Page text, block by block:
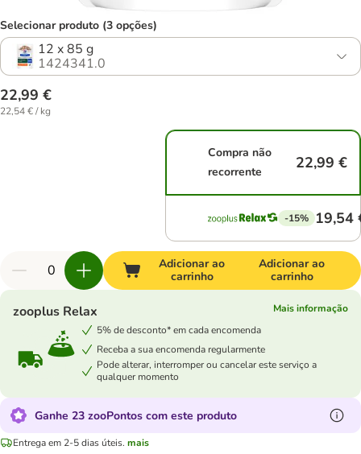
Selecionar produto (3 opções)
12 x 85 g
1424341.0
22,99 €
22,54 € / kg
Compra não
recorrente
22,99 €
-15% 19,54
Adicionar ao
carrinho
Adicionar ao
carrinho
zooplus Relax
Mais informação
5% de desconto* em cada encomenda
Receba a sua encomenda regularmente
Pode alterar, interromper ou cancelar este serviço a
qualquer momento
Ganhe 23 zooPontos com este produto
Entrega em 2-5 dias úteis. mais